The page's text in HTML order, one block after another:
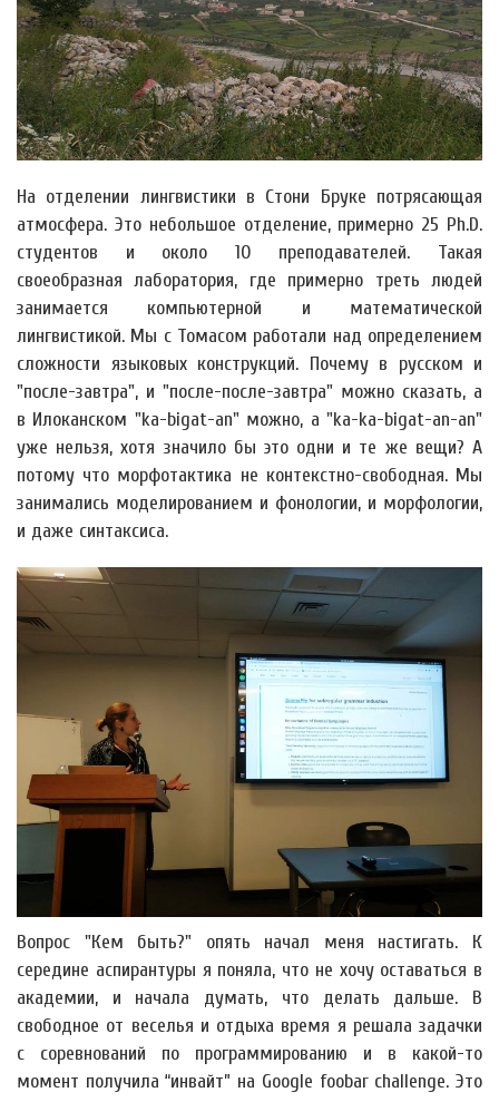
На отделении лингвистики в Стони Бруке потрясающая
атмосфера. Это небольшое отделение, примерно 25 Ph.D.
студентов и около 10 преподавателей. Такая
своеобразная лаборатория, где примерно треть людей
занимается компьютерной и математической
лингвистикой. Мы с Томасом работали над определением
сложности языковых конструкций. Почему в русском и
"после-завтра", и "после-после-завтра" можно сказать, а
в Илоканском "ka-bigat-an" можно, а "ka-ka-bigat-an-an"
уже нельзя, хотя значило бы это одни и те же вещи? А
потому что морфотактика не контекстно-свободная. Мы
занимались моделированием и фонологии, и морфологии,
и даже синтаксиса.
Вопрос "Кем быть?" опять начал меня настигать. К
середине аспирантуры я поняла, что не хочу оставаться в
академии, и начала думать, что делать дальше. В
свободное от веселья и отдыха время я решала задачки
с соревнований по программированию и в какой-то
момент получила “инвайт” на Google foobar challenge. Это